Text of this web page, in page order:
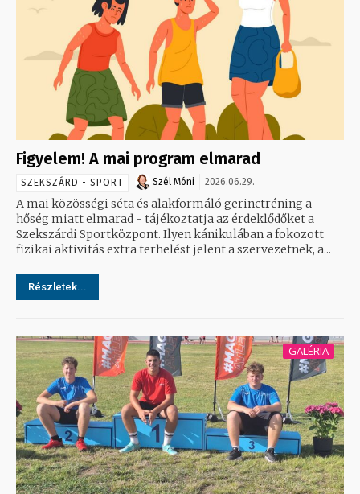
Figyelem! A mai program elmarad
SZEKSZÁRD - SPORT Szél Móni 2026.06.29.
A mai közösségi séta és alakformáló gerinctréning a
hőség miatt elmarad - tájékoztatja az érdeklődőket a
Szekszárdi Sportközpont. Ilyen kánikulában a fokozott
fizikai aktivitás extra terhelést jelent a szervezetnek, a...
Részletek...
GALÉRIA